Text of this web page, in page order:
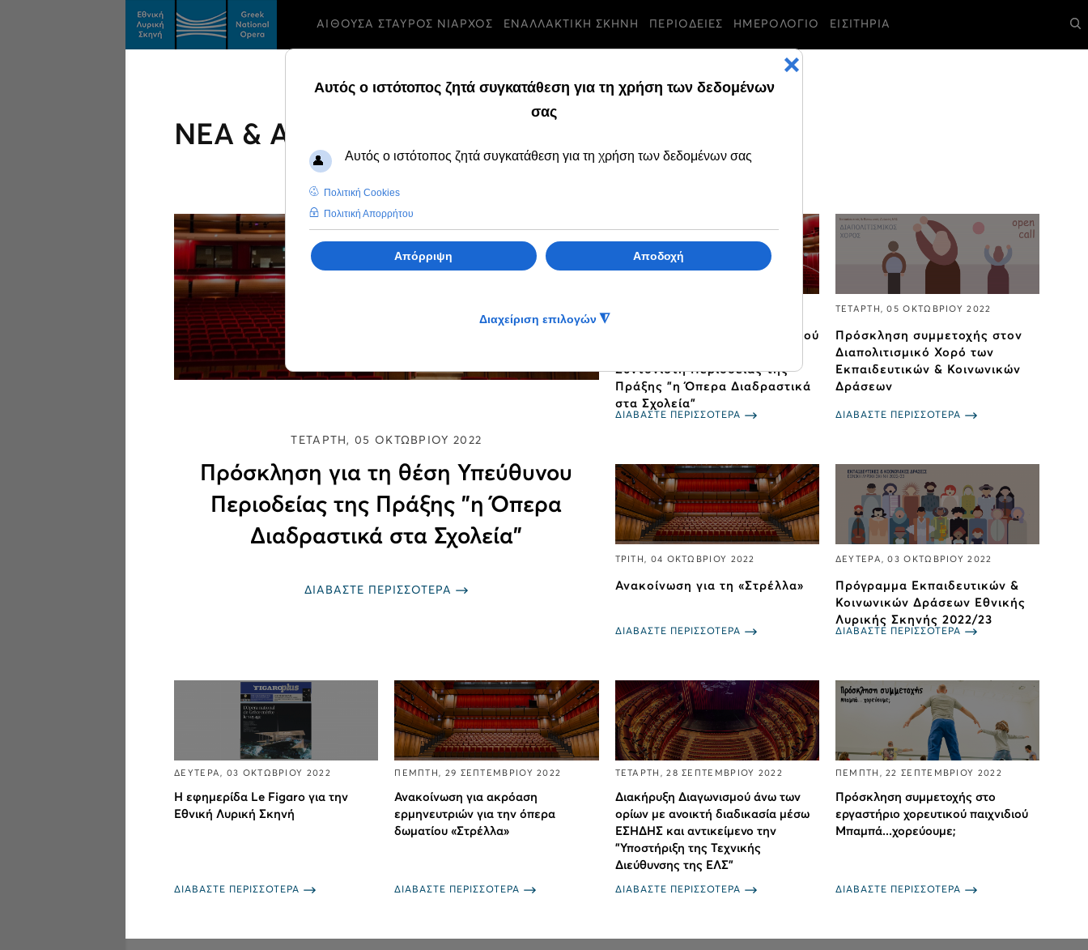
ΑΙΘΟΥΣΑ ΣΤΑΥΡΟΣ ΝΙΑΡΧΟΣ ΕΝΑΛΛΑΚΤΙΚΗ ΣΚΗΝΗ ΠΕΡΙΟΔΕΙΕΣ ΗΜΕΡΟΛΟΓΙΟ ΕΙΣΙΤΗΡΙΑ
ΝΕΑ & ΑΝΑΚΟΙΝΩΣΕΙΣ
ΤΕΤΑΡΤΗ, 05 ΟΚΤΩΒΡΙΟΥ 2022
Πρόσκληση για τη θέση Υπεύθυνου
Περιοδείας της Πράξης "η Όπερα
Διαδραστικά στα Σχολεία"
ΔΙΑΒΑΣΤΕ ΠΕΡΙΣΣΟΤΕΡΑ
Πρόσκληση για τη θέση Βοηθού
Συντονιστή Περιοδείας της
Πράξης "η Όπερα Διαδραστικά
στα Σχολεία"
ΔΙΑΒΑΣΤΕ ΠΕΡΙΣΣΟΤΕΡΑ
ΤΕΤΑΡΤΗ, 05 ΟΚΤΩΒΡΙΟΥ 2022
Πρόσκληση συμμετοχής στον
Διαπολιτισμικό Χορό των
Εκπαιδευτικών & Κοινωνικών
Δράσεων
ΔΙΑΒΑΣΤΕ ΠΕΡΙΣΣΟΤΕΡΑ
ΤΡΙΤΗ, 04 ΟΚΤΩΒΡΙΟΥ 2022
Ανακοίνωση για τη «Στρέλλα»
ΔΙΑΒΑΣΤΕ ΠΕΡΙΣΣΟΤΕΡΑ
ΔΕΥΤΕΡΑ, 03 ΟΚΤΩΒΡΙΟΥ 2022
Πρόγραμμα Εκπαιδευτικών &
Κοινωνικών Δράσεων Εθνικής
Λυρικής Σκηνής 2022/23
ΔΙΑΒΑΣΤΕ ΠΕΡΙΣΣΟΤΕΡΑ
ΔΕΥΤΕΡΑ, 03 ΟΚΤΩΒΡΙΟΥ 2022
Η εφημερίδα Le Figaro για την
Εθνική Λυρική Σκηνή
ΔΙΑΒΑΣΤΕ ΠΕΡΙΣΣΟΤΕΡΑ
ΠΕΜΠΤΗ, 29 ΣΕΠΤΕΜΒΡΙΟΥ 2022
Ανακοίνωση για ακρόαση
ερμηνευτριών για την όπερα
δωματίου «Στρέλλα»
ΔΙΑΒΑΣΤΕ ΠΕΡΙΣΣΟΤΕΡΑ
ΤΕΤΑΡΤΗ, 28 ΣΕΠΤΕΜΒΡΙΟΥ 2022
Διακήρυξη Διαγωνισμού άνω των
ορίων με ανοικτή διαδικασία μέσω
ΕΣΗΔΗΣ και αντικείμενο την
"Υποστήριξη της Τεχνικής
Διεύθυνσης της ΕΛΣ"
ΔΙΑΒΑΣΤΕ ΠΕΡΙΣΣΟΤΕΡΑ
ΠΕΜΠΤΗ, 22 ΣΕΠΤΕΜΒΡΙΟΥ 2022
Πρόσκληση συμμετοχής στο
εργαστήριο χορευτικού παιχνιδιού
Μπαμπά...χορεύουμε;
ΔΙΑΒΑΣΤΕ ΠΕΡΙΣΣΟΤΕΡΑ